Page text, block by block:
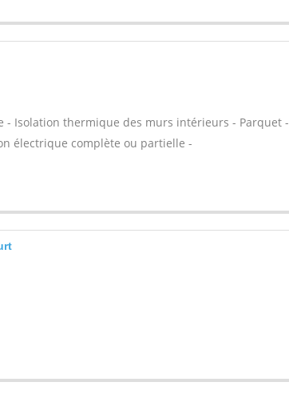
- Isolation thermique des murs intérieurs - Parquet -
électrique complète ou partielle -